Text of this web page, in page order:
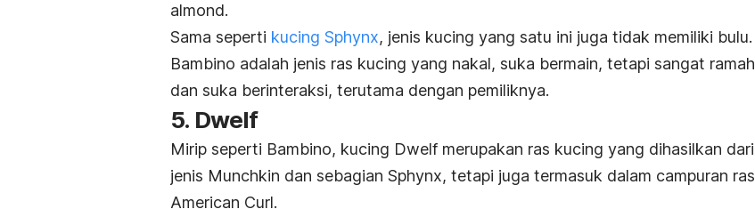
almond.
Sama seperti kucing Sphynx, jenis kucing yang satu ini juga tidak memiliki bulu.
Bambino adalah jenis ras kucing yang nakal, suka bermain, tetapi sangat ramah
dan suka berinteraksi, terutama dengan pemiliknya.
5. Dwelf
Mirip seperti Bambino, kucing Dwelf merupakan ras kucing yang dihasilkan dari
jenis Munchkin dan sebagian Sphynx, tetapi juga termasuk dalam campuran ras
American Curl.